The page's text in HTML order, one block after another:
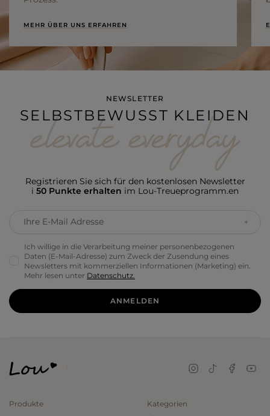
MEHR ÜBER UNS ERFAHREN
NEWSLETTER
SELBSTBEWUSST KLEIDEN
Registrieren Sie sich für den kostenlosen Newsletter
i 50 Punkte erhalten im Lou-Treueprogramm.en
Ihre E-Mail Adresse
Ich willige in die Verarbeitung meiner personenbezogenen
Daten (E-Mail-Adresse) zum Zweck der Zusendung eines
Newsletters mit kommerziellen Informationen (Marketing) ein.
Mehr lesen unter Datenschutz.
ANMELDEN
Produkte Kategorien